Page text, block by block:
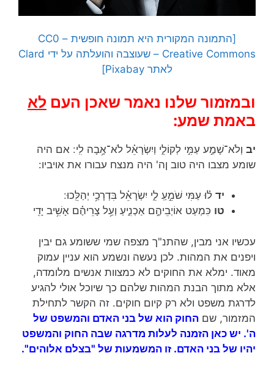
[התמונה המקורית היא תמונה חופשית – CC0
Creative Commons – שעוצבה והועלתה על ידי Clard
לאתר Pixabay]
ובמזמור שלנו נאמר שאכן העם לא
באמת שמע:
יב וְלֹא־שָׁמַ֣ע עַמִּ֣י לְקוֹלִ֑י וְיִשְׂרָאֵ֗ל לֹא־אָ֥בָה לִֽי ׃ אם היה
שומע מצבו היה טוב ןה' היה מנצח עבורו את אויביו:
יד ל֗וּ עַמִּי שֹׁמֵ֣עַֽ לִ֑י יִשְׂרָאֵ֗ל בִּדְרָכַ֥י יְהַלֵּֽכוּ ׃
טו כִּמְעַט אוֹיְבֵיהֶ֣ם אַכְנִ֑יעַ וְעַ֥ל צָרֵיהֶ֗ם אָשִׁ֥יב יָדִֽי
עכשיו אני מבין, שהתנ"ך מצפה שמי ששומע גם יבין
ויפנים את המהות. לכן נעשה ונשמע הוא עניין עמוק
מאוד. ימלא את החוקים לא כמצוות אנשים מלומדה,
אלא מתוך הבנת המהות שלהם כך שיוכל אולי להגיע
לדרגת משפט ולא רק קיום חוקים. זה הקשר לתחילת
המזמור, שם החוק הוא של בני האדם והמשפט של
ה'. יש כאן הזמנה לעלות מדרגה שבה החוק והמשפט
יהיו של בני האדם. זו המשמעות של "בצלם אלוהים".